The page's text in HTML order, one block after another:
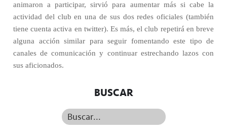
animaron a participar, sirvió para aumentar más si cabe la
actividad del club en una de sus dos redes oficiales (también
tiene cuenta activa en twitter). Es más, el club repetirá en breve
alguna acción similar para seguir fomentando este tipo de
canales de comunicación y continuar estrechando lazos con
sus aficionados.
BUSCAR
Buscar...